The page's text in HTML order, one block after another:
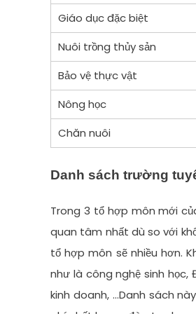
Giáo dục đặc biệt
Nuôi trồng thủy sản
Bảo vệ thực vật
Nông học
Chăn nuôi
Danh sách trường
Trong 3 tổ hợp môn mới
quan tâm nhất dù so với
tổ hợp môn sẽ nhiều hơn.
như là công nghệ sinh học,
kinh doanh, …Danh sách